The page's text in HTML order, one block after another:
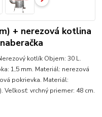
+ nerezová kotlina
kotlík Objem: 30 L.
1,5 mm. Materiál: nerezová
pokrievka. Materiál:
Veľkosť: vrchný priemer: 48 cm.